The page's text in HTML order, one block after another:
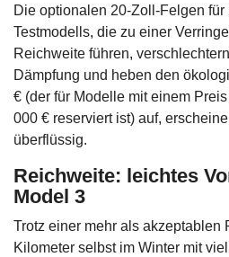
Die optionalen 20-Zoll-Felgen für
Testmodells, die zu einer
Reichweite führen,
Dämpfung und heben den
€ (der für Modelle mit einem
000 € reserviert ist) auf,
überflüssig.
Reichweite: leichtes
Model 3
Trotz einer mehr als akzeptablen
Kilometer selbst im Winter mit